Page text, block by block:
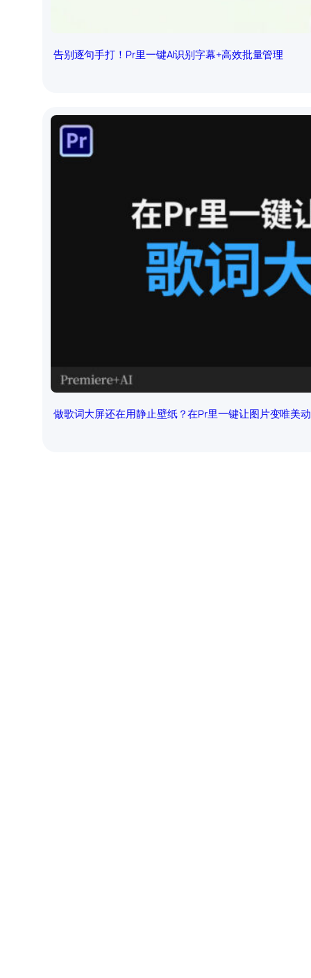
告别逐句手打！Pr里一键AI识别字幕+高效批量管理
做歌词大屏还在用静止壁纸？在Pr里一键让图片变唯美